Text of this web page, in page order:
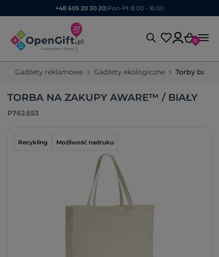
+48 605 20 30 20| Pon-Pt 8:00 - 16:00
0
Gadżety reklamowe Gadżety ekologiczne Torby
TORBA NA ZAKUPY AWARE™ / BIAŁY
P762.653
Recykling Możliwość nadruku